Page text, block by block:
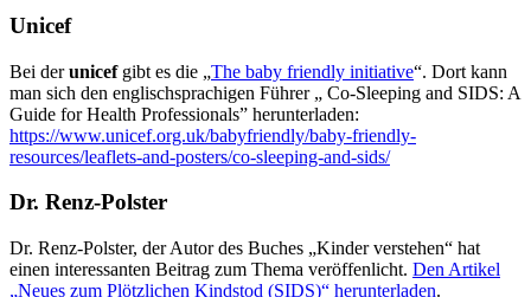
Unicef
Bei derunicefgibt es die „The baby friendly initiative“. Dort kann
man sich den englischsprachigen Führer „ Co-Sleeping and SIDS: A
Guide for Health Professionals” herunterladen:
https://www.unicef.org.uk/babyfriendly/baby-friendly-
resources/leaflets-and-posters/co-sleeping-and-sids/
Dr. Renz-Polster
Dr. Renz-Polster, der Autor des Buches „Kinder verstehen“ hat
einen interessanten Beitrag zum Thema veröffenlicht. Den Artikel
„Neues zum Plötzlichen Kindstod (SIDS)“ herunterladen.